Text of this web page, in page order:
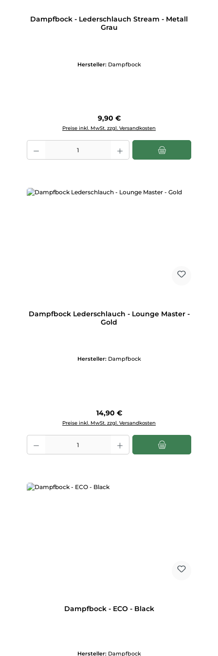
Dampfbock - Lederschlauch Stream - Metall
Grau
Hersteller: Dampfbock
Regulärer Preis:
9,90 €
Preise inkl. MwSt. zzgl. Versandkosten
Produkt Anzahl: Gib den gewünschten Wert ein oder benutze die
Dampfbock Lederschlauch - Lounge Master -
Gold
Hersteller: Dampfbock
Regulärer Preis:
14,90 €
Preise inkl. MwSt. zzgl. Versandkosten
Produkt Anzahl: Gib den gewünschten Wert ein oder benutze die
Dampfbock - ECO - Black
Hersteller: Dampfbock